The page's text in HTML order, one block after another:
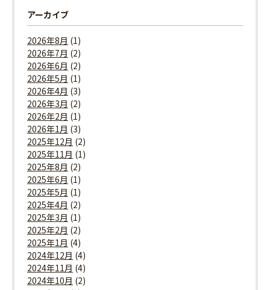
アーカイブ
2026年8月 (1)
2026年7月 (2)
2026年6月 (2)
2026年5月 (1)
2026年4月 (3)
2026年3月 (2)
2026年2月 (1)
2026年1月 (3)
2025年12月 (2)
2025年11月 (1)
2025年8月 (2)
2025年6月 (1)
2025年5月 (1)
2025年4月 (2)
2025年3月 (1)
2025年2月 (2)
2025年1月 (4)
2024年12月 (4)
2024年11月 (4)
2024年10月 (2)